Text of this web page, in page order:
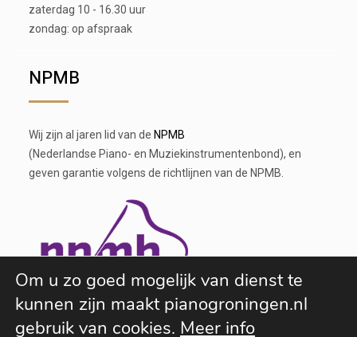
zaterdag 10 - 16.30 uur
zondag: op afspraak
NPMB
Wij zijn al jaren lid van de NPMB
(Nederlandse Piano- en Muziekinstrumentenbond), en
geven garantie volgens de richtlijnen van de NPMB.
Om u zo goed mogelijk van dienst te
kunnen zijn maakt pianogroningen.nl
gebruik van cookies. Meer info